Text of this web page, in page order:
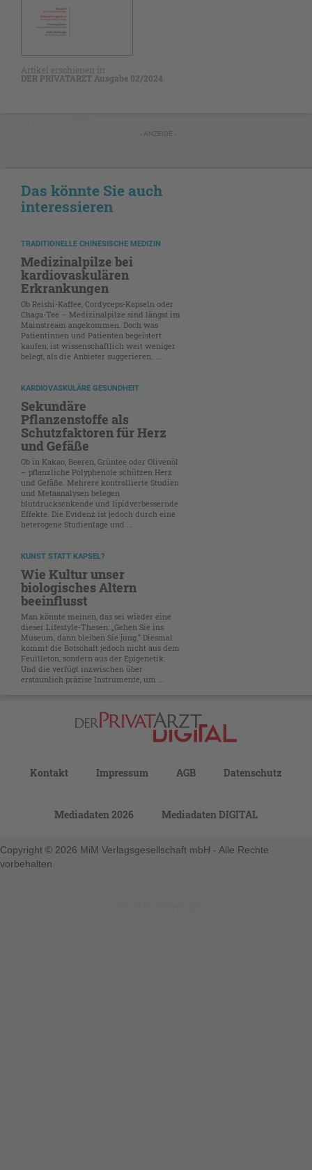
Artikel erschienen in
DER PRIVATARZT Ausgabe 02/2024
- ANZEIGE -
Das könnte Sie auch
interessieren
TRADITIONELLE CHINESISCHE MEDIZIN
Medizinalpilze bei
kardiovaskulären
Erkrankungen
Ob Reishi-Kaffee, Cordyceps-Kapseln oder
Chaga-Tee – Medizinalpilze sind längst im
Mainstream angekommen. Doch was
Patientinnen und Patienten begeistert
kaufen, ist wissenschaftlich weit weniger
belegt, als die Anbieter suggerieren. ...
KARDIOVASKULÄRE GESUNDHEIT
Sekundäre
Pflanzenstoffe als
Schutzfaktoren für Herz
und Gefäße
Ob in Kakao, Beeren, Grüntee oder Olivenöl
– pflanzliche Polyphenole schützen Herz
und Gefäße. Mehrere kontrollierte Studien
und Metaanalysen belegen
blutdrucksenkende und lipidverbessernde
Effekte. Die Evidenz ist jedoch durch eine
heterogene Studienlage und ...
KUNST STATT KAPSEL?
Wie Kultur unser
biologisches Altern
beeinflusst
Man könnte meinen, das sei wieder eine
dieser Lifestyle-Thesen: „Gehen Sie ins
Museum, dann bleiben Sie jung.“ Diesmal
kommt die Botschaft jedoch nicht aus dem
Feuilleton, sondern aus der Epigenetik.
Und die verfügt inzwischen über
erstaunlich präzise Instrumente, um ...
Kontakt Impressum AGB Datenschutz
Mediadaten 2026 Mediadaten DIGITAL
Copyright © 2026 MiM Verlagsgesellschaft mbH - Alle Rechte
vorbehalten